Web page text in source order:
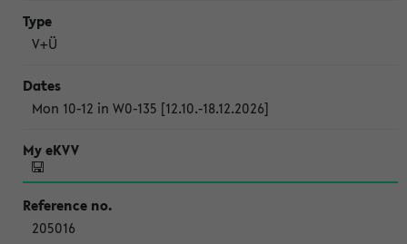
V+Ü
Mon 10-12 in W0-135 [12.10.-18.12.2026]
205016